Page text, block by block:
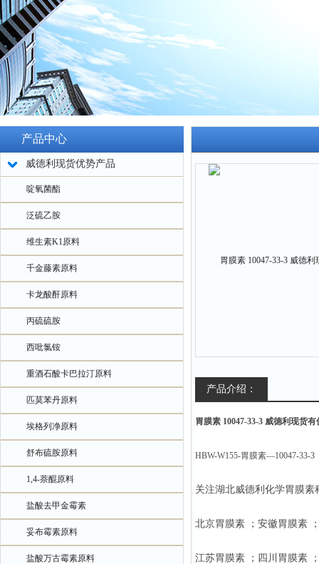
产品中心
威德利现货优势产品
啶氧菌酯
泛硫乙胺
维生素K1原料
千金藤素原料
卡龙酸酐原料
丙硫硫胺
西吡氯铵
重酒石酸卡巴拉汀原料
匹莫苯丹原料
埃格列净原料
舒布硫胺原料
1,4-萘醌原料
盐酸去甲金霉素
妥布霉素原料
盐酸万古霉素原料
产品介绍：
胃膜素 10047-33-3 威德利现货
HBW-W155-胃膜素—10047-33-3
关注湖北威德利化学胃膜
北京胃膜素 ；安徽胃膜素
江苏胃膜素 ；四川胃膜素